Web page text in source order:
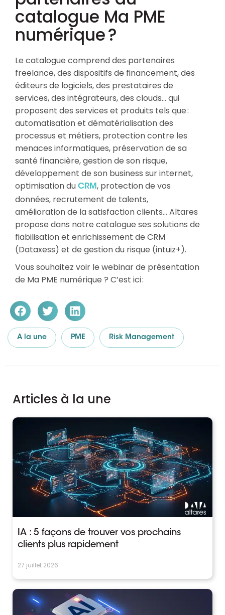
catalogue Ma PME
numérique ?
Le catalogue comprend des partenaires
freelance, des dispositifs de financement, des
éditeurs de logiciels, des prestataires de
services, des intégrateurs, des clouds… qui
proposent des services et produits tels que :
automatisation et dématérialisation des
processus et métiers, protection contre les
menaces informatiques, préservation de sa
santé financière, gestion de son risque,
développement de son business sur internet,
optimisation du CRM, protection de vos
données, recrutement de talents,
amélioration de la satisfaction clients… Altares
propose dans notre catalogue ses solutions de
fiabilisation et enrichissement de CRM
(Dataxess) et de gestion du risque (intuiz+).
Vous souhaitez voir le webinar de présentation
de Ma PME numérique ? C’est ici :
A la une PME Risk Management
Articles à la une
IA : 5 façons de trouver vos prochains
clients plus rapidement
27 juillet 2026